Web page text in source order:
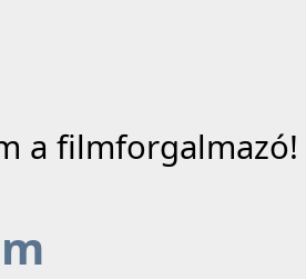
a filmforgalmazó!